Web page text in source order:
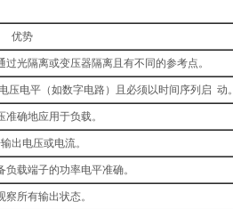
优势
光隔离或变压器隔离且有不同的参考点。
压电平（如数字电路）且必须以时间序列启 动。
准确地应用于负载。
出电压或电流。
载端子的功率电平准确。
察所有输出状态。